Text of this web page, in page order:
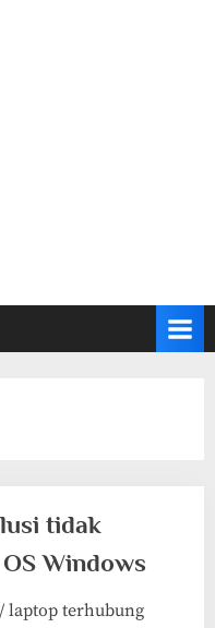
tidak
Windows
laptop terhubung